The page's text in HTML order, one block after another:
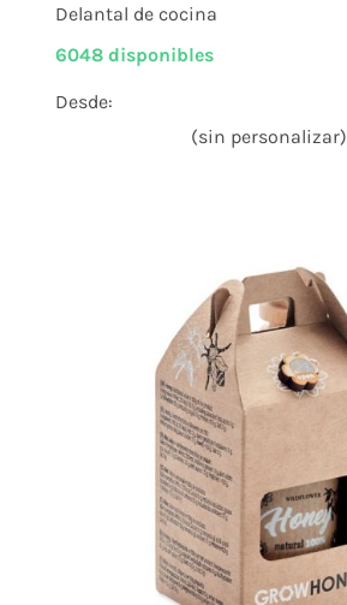
Delantal de cocina
6048 disponibles
Desde:
(sin personalizar)